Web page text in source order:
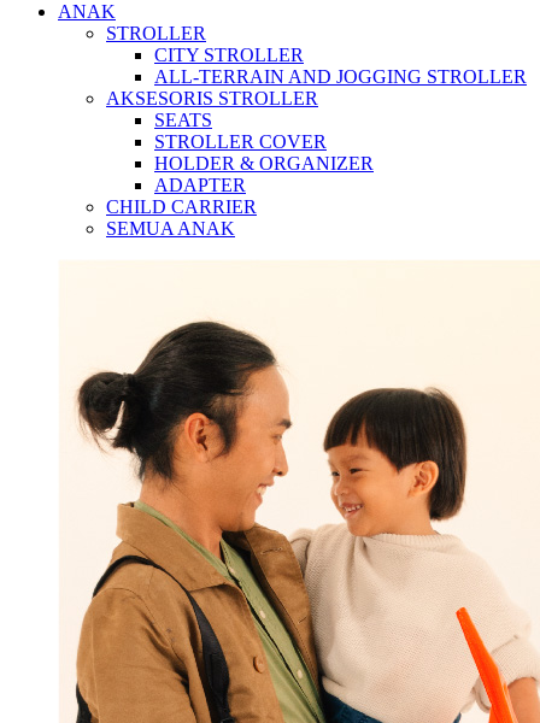
ANAK
STROLLER
CITY STROLLER
ALL-TERRAIN AND JOGGING STROLLER
AKSESORIS STROLLER
SEATS
STROLLER COVER
HOLDER & ORGANIZER
ADAPTER
CHILD CARRIER
SEMUA ANAK